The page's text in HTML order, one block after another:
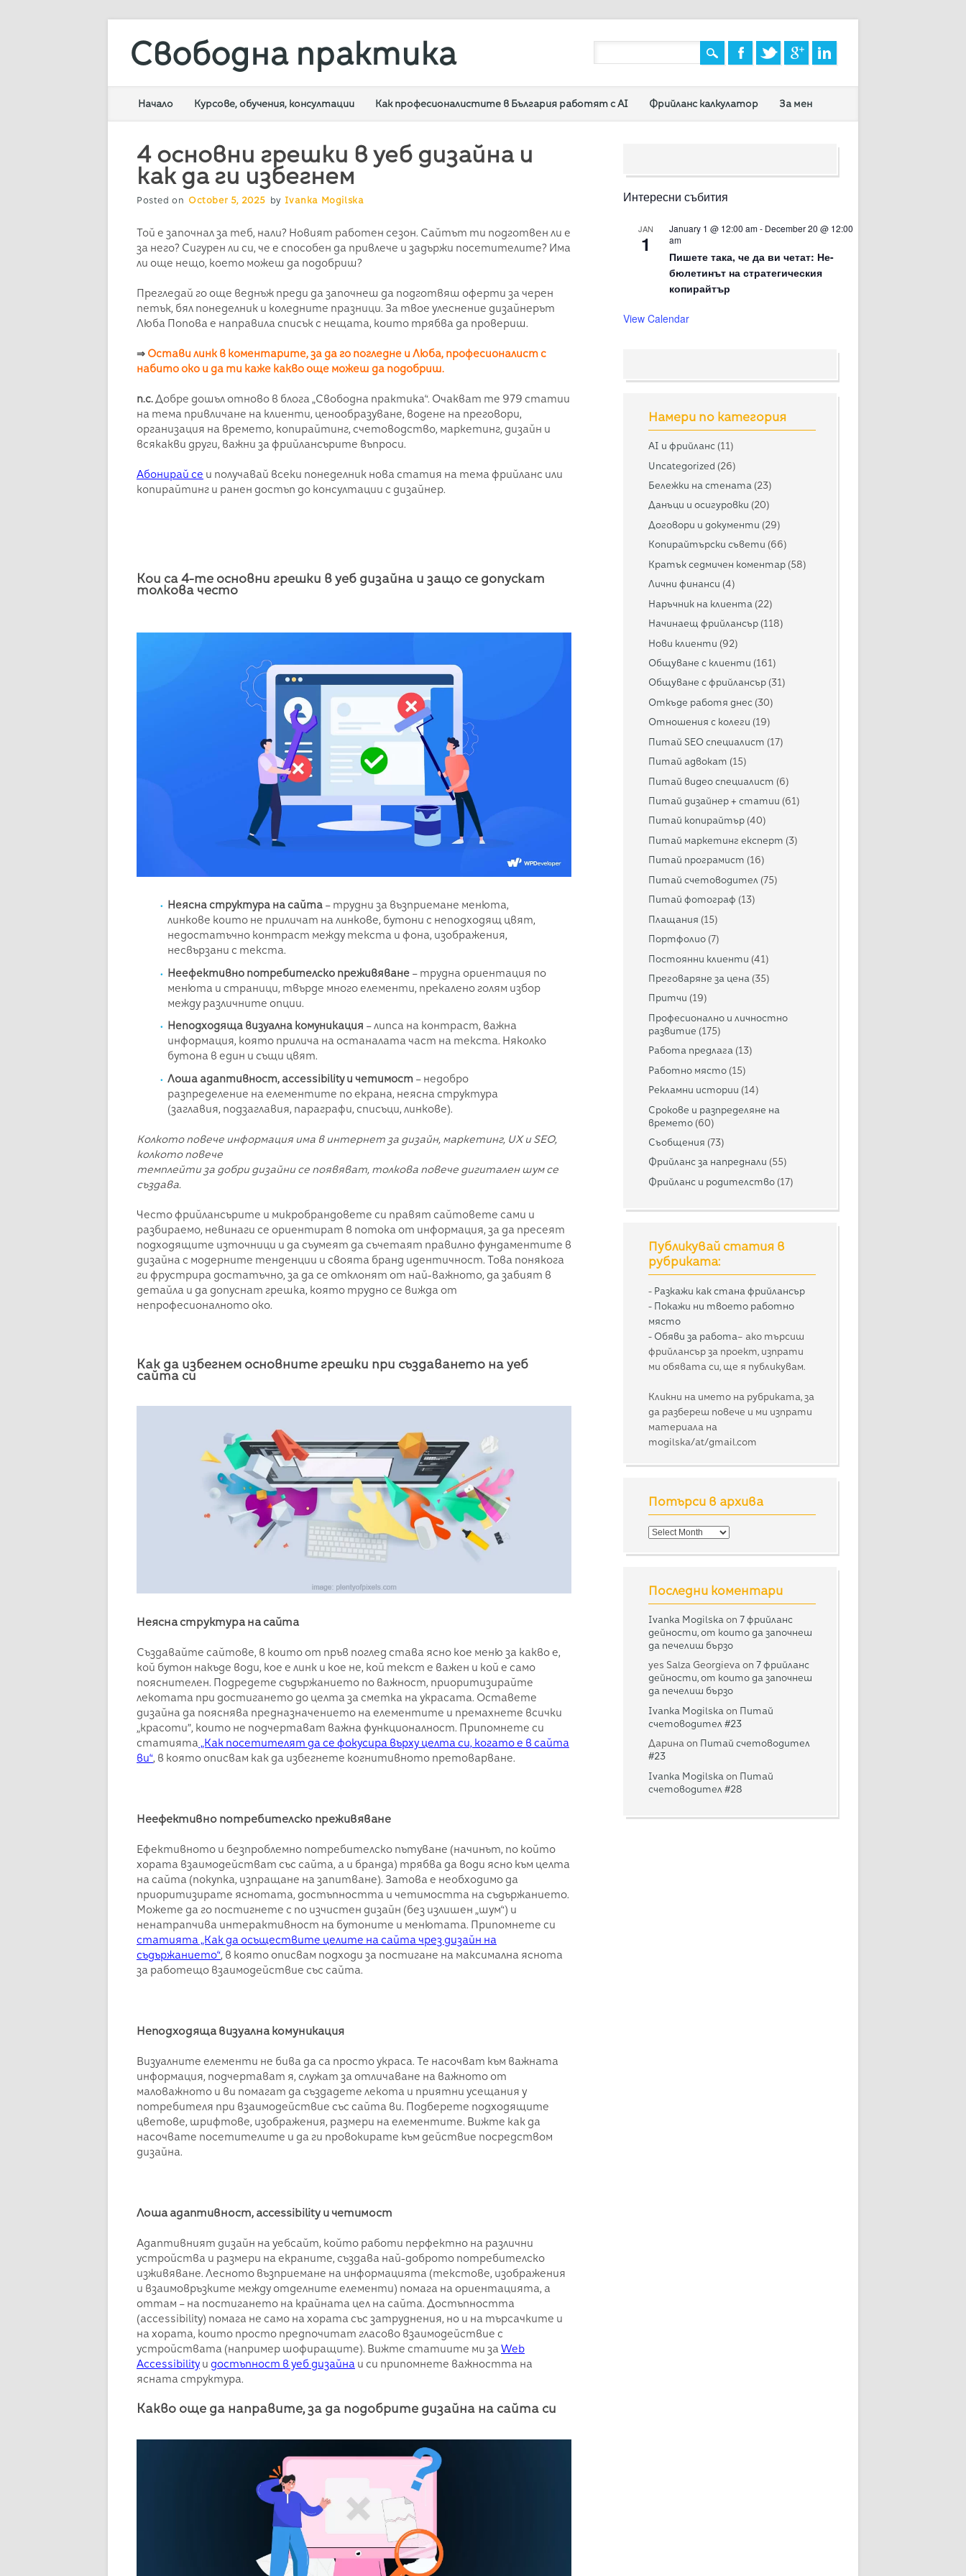
Свободна практика
Main menu
content
Начало Курсове, обучения, консултации Как професионалистите в България работят с AI Фрийланс калкулатор За мен
4 основни грешки в уеб дизайна и
как да ги избегнем
Posted on October 5, 2025 by Ivanka Mogilska
Той е започнал за теб, нали? Новият работен сезон. Сайтът ти подготвен ли е
за него? Сигурен ли си, че е способен да привлече и задържи посетителите? Има
ли още нещо, което можеш да подобриш?
Прегледай го още веднъж преди да започнеш да подготвяш оферти за черен
петък, бял понеделник и коледните празници. За твое улеснение дизайнерът
Люба Попова е направила списък с нещата, които трябва да провериш.
⇒ Остави линк в коментарите, за да го погледне и Люба, професионалист с
набито око и да ти каже какво още можеш да подобриш.
п.с.Добре дошъл отново в блога „Свободна практика“. Очакват те 979 статии
на тема привличане на клиенти, ценообразуване, водене на преговори,
организация на времето, копирайтинг, счетоводство, маркетинг, дизайн и
всякакви други, важни за фрийлансърите въпроси.
Абонирай се и получавай всеки понеделник нова статия на тема фрийланс или
копирайтинг и ранен достъп до консултации с дизайнер.
Кои са 4-те основни грешки в уеб дизайна и защо се допускат
толкова често
Неясна структура на сайта– трудни за възприемане менюта,
линкове които не приличат на линкове, бутони с неподходящ цвят,
недостатъчно контраст между текста и фона, изображения,
несвързани с текста.
Неефективно потребителско преживяване– трудна ориентация по
менюта и страници, твърде много елементи, прекалено голям избор
между различните опции.
Неподходяща визуална комуникация – липса на контраст, важна
информация, която прилича на останалата част на текста. Няколко
бутона в един и същи цвят.
Лоша адаптивност, accessibility и четимост– недобро
разпределение на елементите по екрана, неясна структура
(заглавия, подзаглавия, параграфи, списъци, линкове).
Колкото повече информация има в интернет за дизайн, маркетинг, UX и SEO,
колкото повече
темплейти за добри дизайни се появяват, толкова повече дигитален шум се
създава.
Често фрийлансърите и микробрандовете си правят сайтовете сами и
разбираемо, невинаги се ориентират в потока от информация, за да пресеят
подходящите източници и да съумеят да съчетаят правилно фундаментите в
дизайна с модерните тенденции и своята бранд идентичност. Това понякога
ги фрустрира достатъчно, за да се отклонят от най-важното, да забият в
детайла и да допуснат грешка, която трудно се вижда от
непрофесионалното око.
Как да избегнем основните грешки при създаването на уеб
сайта си
Неясна структура на сайта
Създавайте сайтове, в които от пръв поглед става ясно кое меню за какво е,
кой бутон накъде води, кое е линк и кое не, кой текст е важен и кой е само
пояснителен. Подредете съдържанието по важност, приоритизирайте
лекотата при достигането до целта за сметка на украсата. Оставете
дизайна да пояснява предназначението на елементите и премахнете всички
„красоти”, които не подчертават важна функционалност. Припомнете си
статията „Как посетителят да се фокусира върху целта си, когато е в сайта
ви“, в която описвам как да избегнете когнитивното претоварване.
Неефективно потребителско преживяване
Ефективното и безпроблемно потребителско пътуване (начинът, по който
хората взаимодействат със сайта, а и бранда) трябва да води ясно към целта
на сайта (покупка, изпращане на запитване). Затова е необходимо да
приоритизирате яснотата, достъпността и четимостта на съдържанието.
Можете да го постигнете с по изчистен дизайн (без излишен „шум“) и
ненатрапчива интерактивност на бутоните и менютата. Припомнете си
статията „Как да осъществите целите на сайта чрез дизайн на
съдържанието“, в която описвам подходи за постигане на максимална яснота
за работещо взаимодействие със сайта.
Неподходяща визуална комуникация
Визуалните елементи не бива да са просто украса. Те насочват към важната
информация, подчертават я, служат за отличаване на важното от
маловажното и ви помагат да създадете лекота и приятни усещания у
потребителя при взаимодействие със сайта ви. Подберете подходящите
цветове, шрифтове, изображения, размери на елементите. Вижте как да
насочвате посетителите и да ги провокирате към действие посредством
дизайна.
Лоша адаптивност, accessibility и четимост
Адаптивният дизайн на уебсайт, който работи перфектно на различни
устройства и размери на екраните, създава най-доброто потребителско
изживяване. Лесното възприемане на информацията (текстове, изображения
и взаимовръзките между отделните елементи) помага на ориентацията, а
оттам – на постигането на крайната цел на сайта. Достъпността
(accessibility) помага не само на хората със затруднения, но и на търсачките и
на хората, които просто предпочитат гласово взаимодействие с
устройствата (например шофиращите). Вижте статиите ми за Web
Accessibility и достъпност в уеб дизайна и си припомнете важността на
ясната структура.
Какво още да направите, за да подобрите дизайна на сайта си
Интересни събития
JAN
1
January 1 @ 12:00 am- December 20 @ 12:00
am
Пишете така, че да ви четат: Не-
бюлетинът на стратегическия
копирайтър
View Calendar
Намери по категория
AI и фрийланс (11)
Uncategorized (26)
Бележки на стената (23)
Данъци и осигуровки (20)
Договори и документи (29)
Копирайтърски съвети (66)
Кратък седмичен коментар (58)
Лични финанси (4)
Наръчник на клиента (22)
Начинаещ фрийлансър (118)
Нови клиенти (92)
Общуване с клиенти (161)
Общуване с фрийлансър (31)
Откъде работя днес (30)
Отношения с колеги (19)
Питай SEO специалист (17)
Питай адвокат (15)
Питай видео специалист (6)
Питай дизайнер + статии (61)
Питай копирайтър (40)
Питай маркетинг експерт (3)
Питай програмист (16)
Питай счетоводител (75)
Питай фотограф (13)
Плащания (15)
Портфолио (7)
Постоянни клиенти (41)
Преговаряне за цена (35)
Притчи (19)
Професионално и личностно
развитие (175)
Работа предлага (13)
Работно място (15)
Рекламни истории (14)
Срокове и разпределяне на
времето (60)
Съобщения (73)
Фрийланс за напреднали (55)
Фрийланс и родителство (17)
Публикувай статия в
рубриката:
- Разкажи как стана фрийлансър
- Покажи ни твоето работно
място
- Обяви за работа– ако търсиш
фрийлансър за проект, изпрати
ми обявата си, ще я публикувам.
Кликни на името на рубриката, за
да разбереш повече и ми изпрати
материала на
mogilska/at/gmail.com
Потърси в архива
Потърси
Последни коментари
Ivanka Mogilska on7 фрийланс
дейности, от които да започнеш
да печелиш бързо
yes Salza Georgievaon7 фрийланс
дейности, от които да започнеш
да печелиш бързо
Ivanka Mogilska on Питай
счетоводител #23
Дарина on Питай счетоводител
#23
Ivanka Mogilska on Питай
счетоводител #28